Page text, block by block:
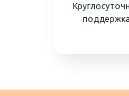
поддержка